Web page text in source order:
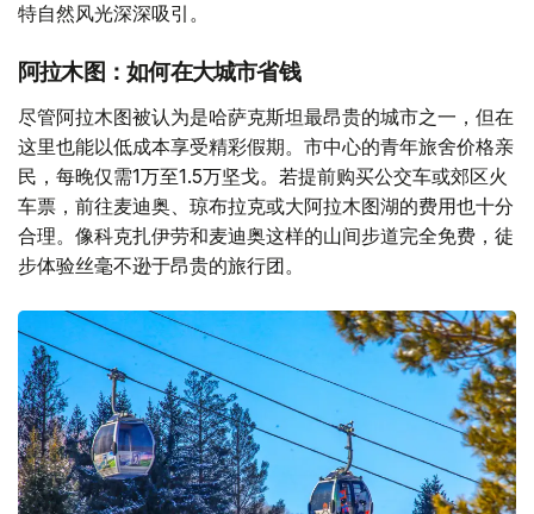
特自然风光深深吸引。
阿拉木图：如何在大城市省钱
尽管阿拉木图被认为是哈萨克斯坦最昂贵的城市之一，但在
这里也能以低成本享受精彩假期。市中心的青年旅舍价格亲
民，每晚仅需1万至1.5万坚戈。若提前购买公交车或郊区火
车票，前往麦迪奥、琼布拉克或大阿拉木图湖的费用也十分
合理。像科克扎伊劳和麦迪奥这样的山间步道完全免费，徒
步体验丝毫不逊于昂贵的旅行团。